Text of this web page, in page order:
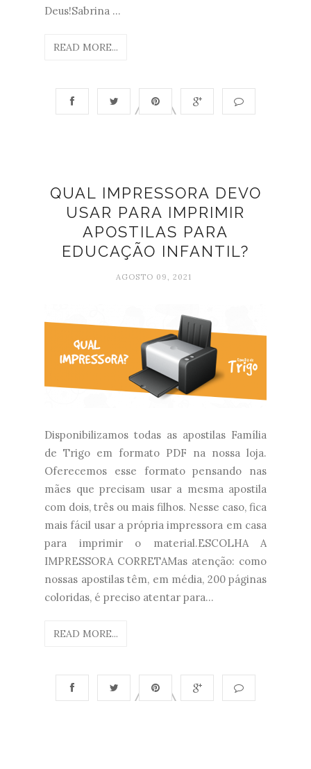
Deus!Sabrina ...
READ MORE...
QUAL IMPRESSORA DEVO
USAR PARA IMPRIMIR
APOSTILAS PARA
EDUCAÇÃO INFANTIL?
AGOSTO 09, 2021
Disponibilizamos todas as apostilas Família
de Trigo em formato PDF na nossa loja.
Oferecemos esse formato pensando nas
mães que precisam usar a mesma apostila
com dois, três ou mais filhos. Nesse caso, fica
mais fácil usar a própria impressora em casa
para imprimir o material.ESCOLHA A
IMPRESSORA CORRETAMas atenção: como
nossas apostilas têm, em média, 200 páginas
coloridas, é preciso atentar para...
READ MORE...